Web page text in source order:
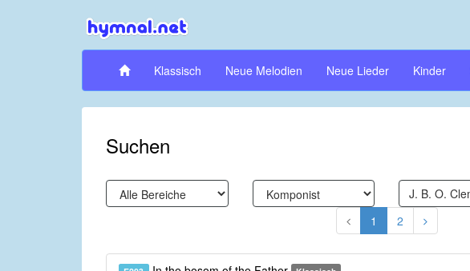
Klassisch Neue Melodien Neue Lieder Kinder
Suchen
1 2